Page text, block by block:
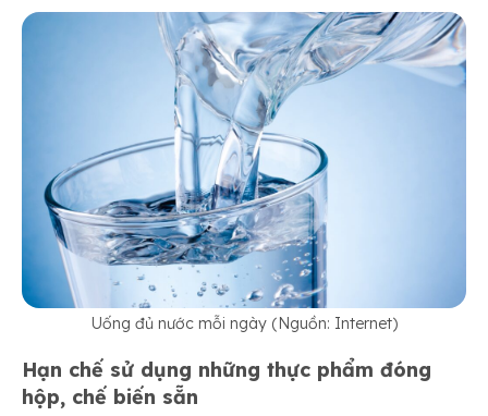
Uống đủ nước mỗi ngày (Nguồn: Internet)
Hạn chế sử dụng những thực phẩm đóng
hộp, chế biến sẵn